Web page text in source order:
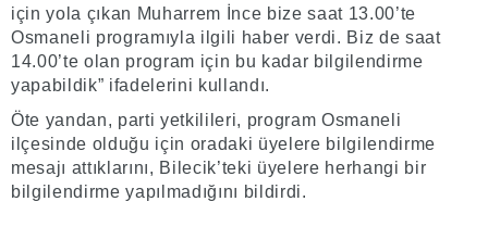
için yola çıkan Muharrem İnce bize saat 13.00’te
Osmaneli programıyla ilgili haber verdi. Biz de saat
14.00’te olan program için bu kadar bilgilendirme
yapabildik” ifadelerini kullandı.
Öte yandan, parti yetkilileri, program Osmaneli
ilçesinde olduğu için oradaki üyelere bilgilendirme
mesajı attıklarını, Bilecik’teki üyelere herhangi bir
bilgilendirme yapılmadığını bildirdi.